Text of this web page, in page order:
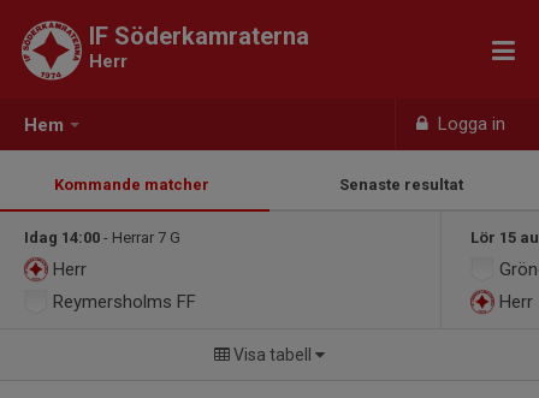
Hem Logga in
IF Söderkamraterna
Herr
Kommande matcher Senaste resultat
Idag 14:00 - Herrar 7 G
Herr
Reymersholms FF
Lör 15
Herr
Visa tabell